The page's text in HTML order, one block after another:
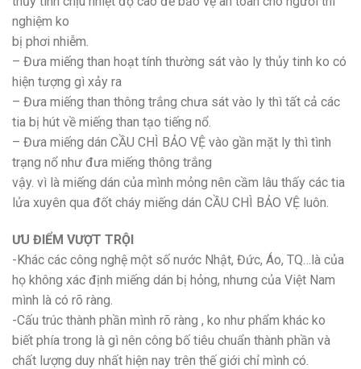
nghiệm ko
bị phơi nhiễm.
– Đưa miếng than hoạt tính thường sát vào ly thủy tinh ko có
hiện tượng gì xảy ra
– Đưa miếng than thông trắng chưa sát vào ly thì tất cả các
tia bị hút về miếng than tạo tiếng nổ.
– Đưa miếng dán CẦU CHÌ BẢO VỆ vào gần mặt ly thì tình
trạng nổ như đưa miếng thông trắng
vậy. vì là miếng dán của mình mỏng nên cầm lâu thấy các tia
lửa xuyên qua đốt cháy miếng dán CẦU CHÌ BẢO VỆ luôn.
ƯU ĐIỂM VƯỢT TRỘI
-Khác các công nghệ một số nước Nhật, Đức, Áo, TQ…là của
họ không xác định miếng dán bị hỏng, nhưng của Việt Nam
mình là có rõ ràng.
-Cấu trúc thành phần mình rõ ràng , ko như phẩm khác ko
biết phía trong là gì nên công bố tiêu chuẩn thành phần và
chất lượng duy nhất hiện nay trên thế giới chỉ mình có.